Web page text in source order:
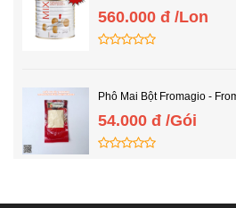
560.000 đ /Lon
Phô Mai Bột Fromagio -
54.000 đ /Gói